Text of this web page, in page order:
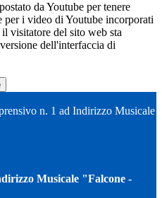
da Youtube per tenere
per i video di Youtube incorporati
visitatore del sito web sta
dell'interfaccia di
n. 1 ad Indirizzo Musicale
Musicale "Falcone -